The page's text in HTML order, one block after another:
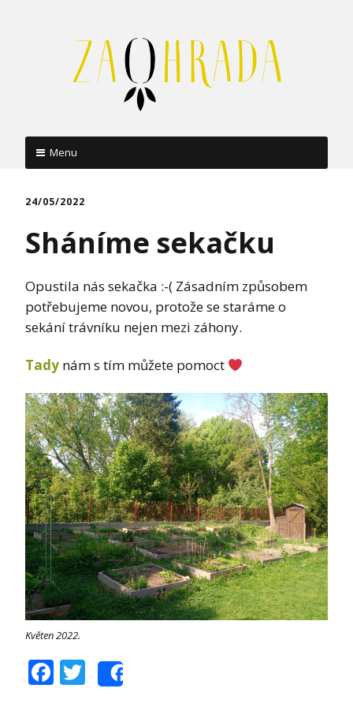
Menu
24/05/2022
Sháníme sekačku
Opustila nás sekačka :-( Zásadním způsobem
potřebujeme novou, protože se staráme o
sekání trávníku nejen mezi záhony.
Tady nám s tím můžete pomoct
Květen 2022.
Facebook
Twitter